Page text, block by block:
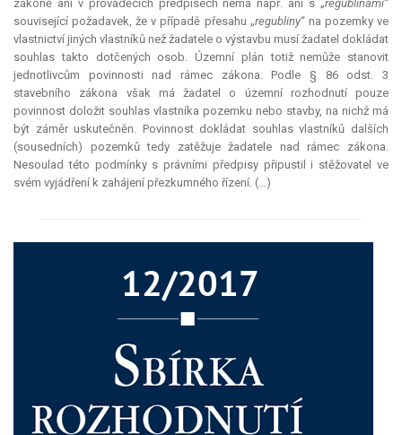
zákoně ani v prováděcích předpisech nemá např. ani s „regublinami“
související požadavek, že v případě přesahu „regubliny“ na pozemky ve
vlastnictví jiných vlastníků než žadatele o výstavbu musí žadatel dokládat
souhlas takto dotčených osob. Územní plán totiž nemůže stanovit
jednotlivcům povinnosti nad rámec zákona. Podle § 86 odst. 3
stavebního zákona však má žadatel o územní rozhodnutí pouze
povinnost doložit souhlas vlastníka pozemku nebo stavby, na nichž má
být záměr uskutečněn. Povinnost dokládat souhlas vlastníků dalších
(sousedních) pozemků tedy zatěžuje žadatele nad rámec zákona.
Nesoulad této podmínky s právními předpisy připustil i stěžovatel ve
svém vyjádření k zahájení přezkumného řízení. (…)